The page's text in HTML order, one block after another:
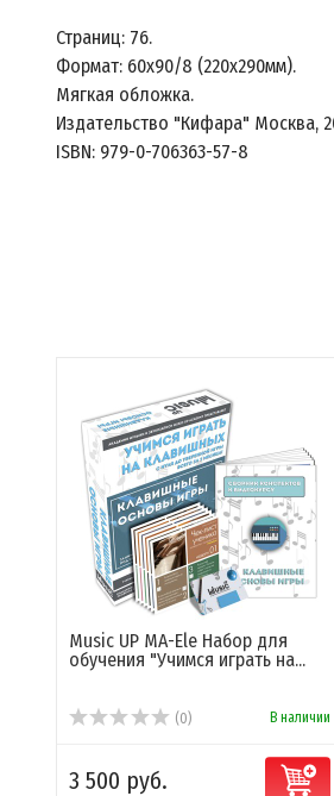
Страниц: 76.
Формат: 60x90/8 (220х290мм).
Мягкая обложка.
Издательство "Кифара" Москва,
ISBN: 979-0-706363-57-8
Music UP MA-Ele Набор для
обучения "Учимся играть на...
(0) В наличии
3 500 руб.